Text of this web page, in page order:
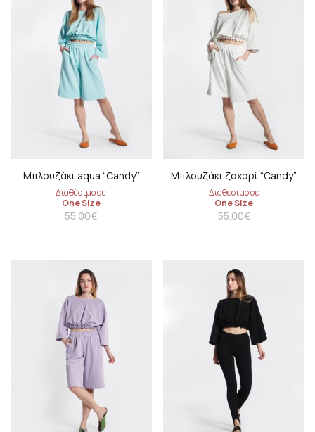
Μπλουζάκι aqua “Candy”
Διαθέσιμο σε
One Size
55.00€
Μπλουζάκι ζαχαρί “Candy”
Διαθέσιμο σε
One Size
55.00€